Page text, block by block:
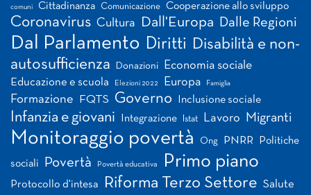
comuni Cittadinanza Comunicazione Cooperazione allo sviluppo
Coronavirus Cultura Dall'Europa Dalle Regioni
Dal Parlamento Diritti Disabilità e non-
autosufficienza
Donazioni Economia sociale
Educazione e scuola Elezioni 2022 Europa Famiglia
Formazione FQTS Governo Inclusione sociale
Infanzia e giovani Integrazione Istat Lavoro Migranti
Monitoraggio povertà Ong PNRR Politiche
sociali Povertà Povertà educativa Primo piano
Protocollo d'intesa Riforma Terzo Settore Salute